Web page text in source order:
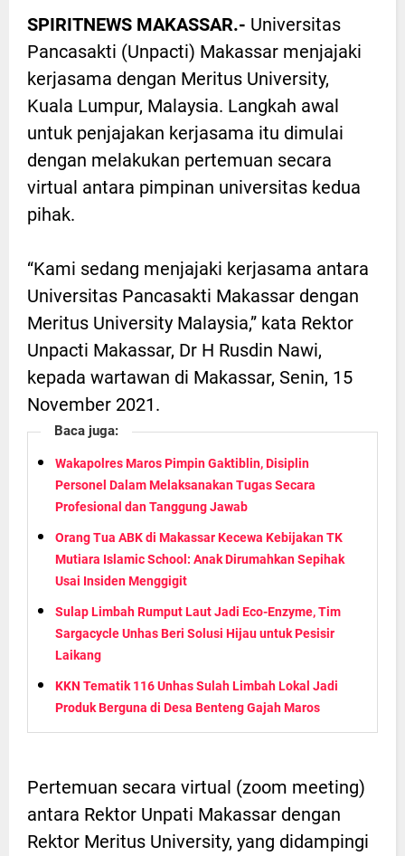
SPIRITNEWS MAKASSAR.- Universitas
Pancasakti (Unpacti) Makassar menjajaki
kerjasama dengan Meritus University,
Kuala Lumpur, Malaysia. Langkah awal
untuk penjajakan kerjasama itu dimulai
dengan melakukan pertemuan secara
virtual antara pimpinan universitas kedua
pihak.
“Kami sedang menjajaki kerjasama antara
Universitas Pancasakti Makassar dengan
Meritus University Malaysia,” kata Rektor
Unpacti Makassar, Dr H Rusdin Nawi,
kepada wartawan di Makassar, Senin, 15
November 2021.
Baca juga:
Wakapolres Maros Pimpin Gaktiblin, Disiplin
Personel Dalam Melaksanakan Tugas Secara
Profesional dan Tanggung Jawab
Orang Tua ABK di Makassar Kecewa Kebijakan TK
Mutiara Islamic School: Anak Dirumahkan Sepihak
Usai Insiden Menggigit
Sulap Limbah Rumput Laut Jadi Eco-Enzyme, Tim
Sargacycle Unhas Beri Solusi Hijau untuk Pesisir
Laikang
KKN Tematik 116 Unhas Sulah Limbah Lokal Jadi
Produk Berguna di Desa Benteng Gajah Maros
Pertemuan secara virtual (zoom meeting)
antara Rektor Unpati Makassar dengan
Rektor Meritus University, yang didampingi